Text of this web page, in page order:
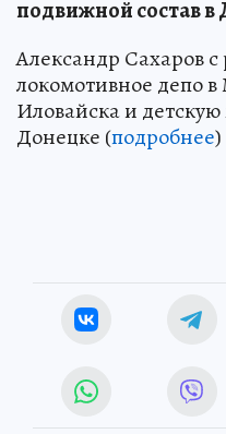
подвижной состав в
Александр Сахаров
локомотивное депо
Иловайска и
Донецке (подробнее)